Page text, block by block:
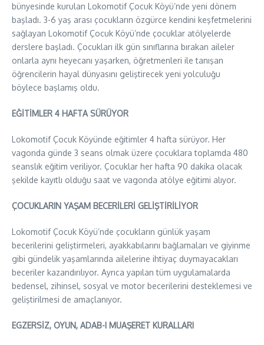
bünyesinde kurulan Lokomotif Çocuk Köyü’nde yeni dönem
başladı. 3-6 yaş arası çocukların özgürce kendini keşfetmelerini
sağlayan Lokomotif Çocuk Köyü’nde çocuklar atölyelerde
derslere başladı. Çocukları ilk gün sınıflarına bırakan aileler
onlarla aynı heyecanı yaşarken, öğretmenleri ile tanışan
öğrencilerin hayal dünyasını geliştirecek yeni yolculuğu
böylece başlamış oldu.
EĞİTİMLER 4 HAFTA SÜRÜYOR
Lokomotif Çocuk Köyünde eğitimler 4 hafta sürüyor. Her
vagonda günde 3 seans olmak üzere çocuklara toplamda 480
seanslık eğitim veriliyor. Çocuklar her hafta 90 dakika olacak
şekilde kayıtlı olduğu saat ve vagonda atölye eğitimi alıyor.
ÇOCUKLARIN YAŞAM BECERİLERİ GELİŞTİRİLİYOR
Lokomotif Çocuk Köyü’nde çocukların günlük yaşam
becerilerini geliştirmeleri, ayakkabılarını bağlamaları ve giyinme
gibi gündelik yaşamlarında ailelerine ihtiyaç duymayacakları
beceriler kazandırılıyor. Ayrıca yapılan tüm uygulamalarda
bedensel, zihinsel, sosyal ve motor becerilerini desteklemesi ve
geliştirilmesi de amaçlanıyor.
EGZERSİZ, OYUN, ADAB-I MUAŞERET KURALLARI